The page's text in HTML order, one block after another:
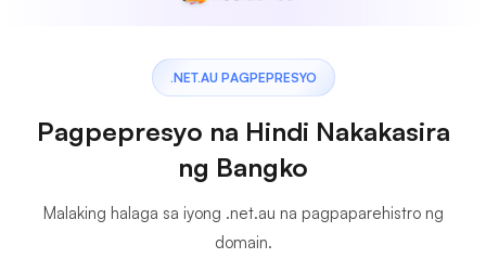
.NET.AU PAGPEPRESYO
Pagpepresyo na Hindi Nakakasira
ng Bangko
Malaking halaga sa iyong .net.au na pagpaparehistro ng
domain.